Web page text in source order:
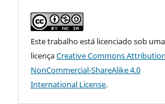
Este trabalho está licenciado sob uma
licençaCreative Commons
NonCommercial-ShareAlike 4.0
International License.